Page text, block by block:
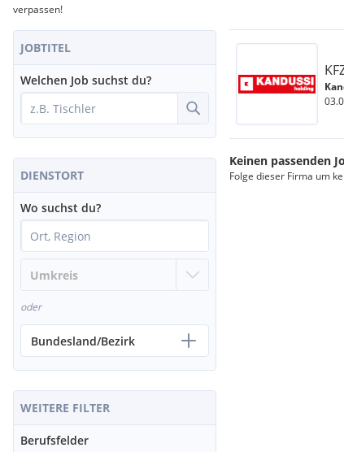
verpassen!
JOBTITEL
Welchen Job suchst du?
DIENSTORT
Wo suchst du?
oder
Bundesland/Bezirk
WEITERE FILTER
Berufsfelder
Keinen passenden
Folge dieser Firma um